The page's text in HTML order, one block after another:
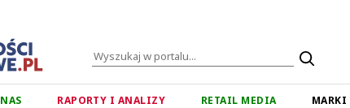
RAPORTY I ANALIZY RETAIL MEDIA MARKI